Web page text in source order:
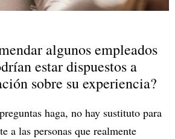
algunos empleados
estar dispuestos a
sobre su experiencia?
haga, no hay sustituto para
a las personas que realmente